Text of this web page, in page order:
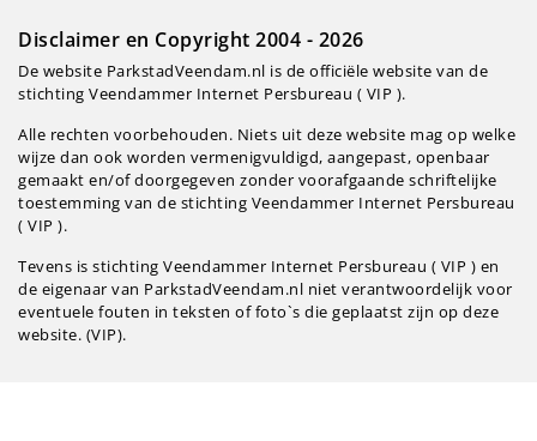
Disclaimer en Copyright 2004 - 2026
De website ParkstadVeendam.nl is de officiële website van de
stichting Veendammer Internet Persbureau ( VIP ).
Alle rechten voorbehouden. Niets uit deze website mag op welke
wijze dan ook worden vermenigvuldigd, aangepast, openbaar
gemaakt en/of doorgegeven zonder voorafgaande schriftelijke
toestemming van de stichting Veendammer Internet Persbureau
( VIP ).
Tevens is stichting Veendammer Internet Persbureau ( VIP ) en
de eigenaar van ParkstadVeendam.nl niet verantwoordelijk voor
eventuele fouten in teksten of foto`s die geplaatst zijn op deze
website. (VIP).